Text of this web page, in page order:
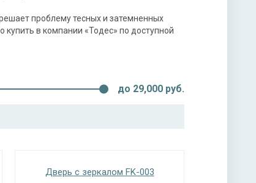
проблему тесных и затемненных
в компании «Тодес» по доступной
до 29,000 руб.
Дверь с зеркалом FK-003